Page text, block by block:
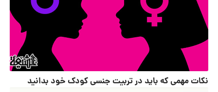
نکات مهمی که باید در تربیت جنسی کودک خود بدانید